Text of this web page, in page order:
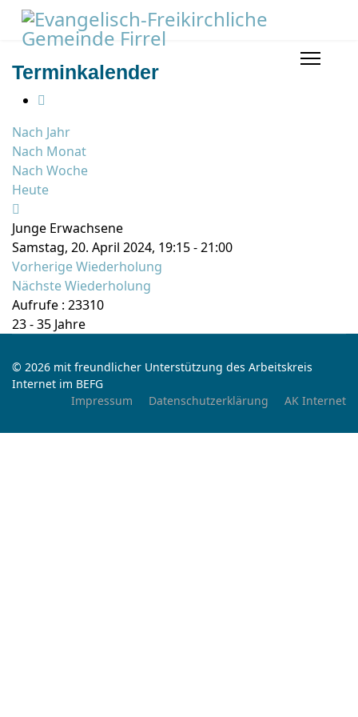
Terminkalender
Nach Jahr
Nach Monat
Nach Woche
Heute
Junge Erwachsene
Samstag, 20. April 2024, 19:15 - 21:00
Vorherige Wiederholung
Nächste Wiederholung
Aufrufe : 23310
23 - 35 Jahre
© 2026 mit freundlicher Unterstützung des Arbeitskreis
Internet im BEFG
Impressum
Datenschutzerklärung AK Internet